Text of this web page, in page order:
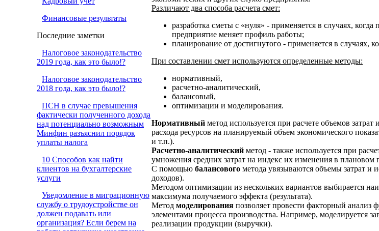
Финансовые результаты
Последние заметки
Налоговое законодательство
2019 года, как это было!?
Налоговое законодательство
2018 года, как это было!?
ПСН в случае превышения
фактически полученного дохода
над потенциально возможным
Минфин разъяснил порядок
уплаты налога
10 Способов как найти
клиентов на бухгалтерские
услуги
Уведомление в миграционную
службу о трудоустройстве он
должен подавать или
организация? Если берем на
Различают два способа расчета смет:
разработка сметы с «нуля» - применяется в случаях,
предприятие меняет профиль работы;
планирование от достигнутого - применяется в случаях,
При составлении смет используются определенные методы:
нормативный,
расчетно-аналитический,
балансовый,
оптимизации и моделирования.
Нормативный метод используется при расчете объемов
расхода ресурсов на планируемый объем экономического
и т.п.).
Расчетно-аналитический метод - также используется при
умножения средних затрат на индекс их изменения в плановом
С помощью балансового метода увязываются объемы затрат и
доходов).
Методом оптимизации из нескольких вариантов выбирается
максимума получаемого эффекта (результата).
Метод моделирования позволяет провести факторный
элементами процесса производства. Например, моделируется
реализации продукции (выручки).